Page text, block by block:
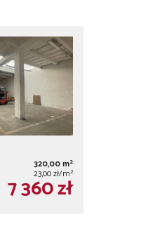
320,00 m2
23,00 zł/m2
7 360 zł